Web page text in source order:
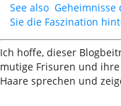
See also Geheimnisse
Sie die Faszination
Ich hoffe, dieser
mutige Frisuren und
Haare sprechen und